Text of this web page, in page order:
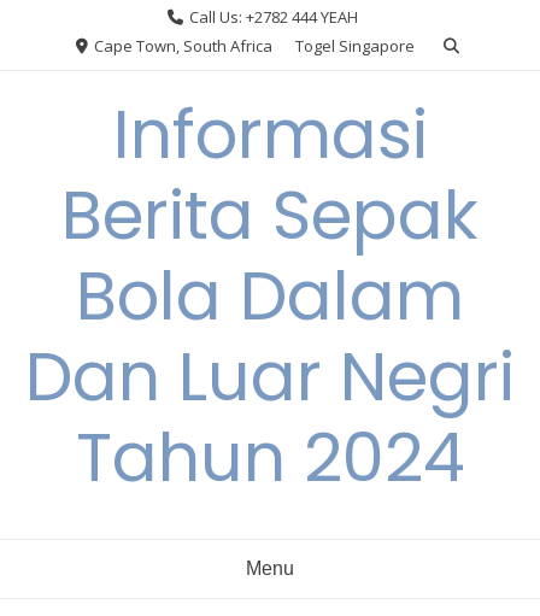
Call Us: +2782 444 YEAH
Cape Town, South Africa
Togel Singapore
Informasi
Berita Sepak
Bola Dalam
Dan Luar Negri
Tahun 2024
Menu